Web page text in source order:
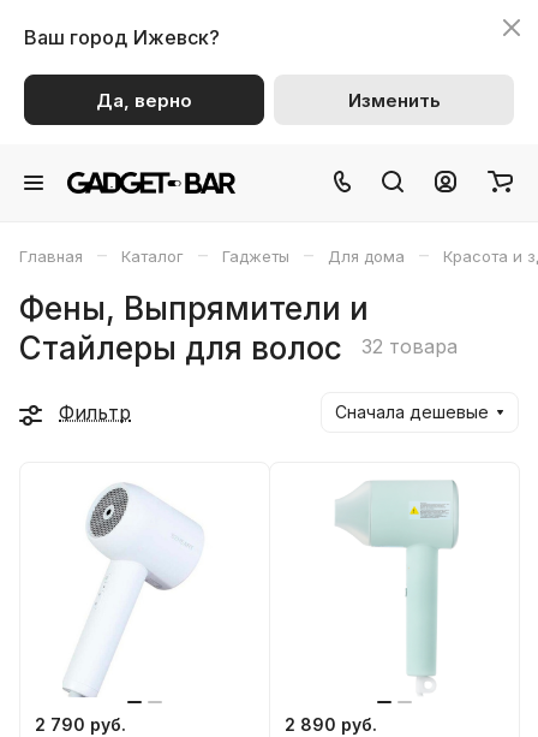
Ваш город Ижевск?
Да, верно Изменить
Главная – Каталог – Гаджеты – Для дома – Красота и
Фены, Выпрямители и
Стайлеры для волос
32 товара
Фильтр Сначала дешевые
2 790 руб. 2 890 руб.